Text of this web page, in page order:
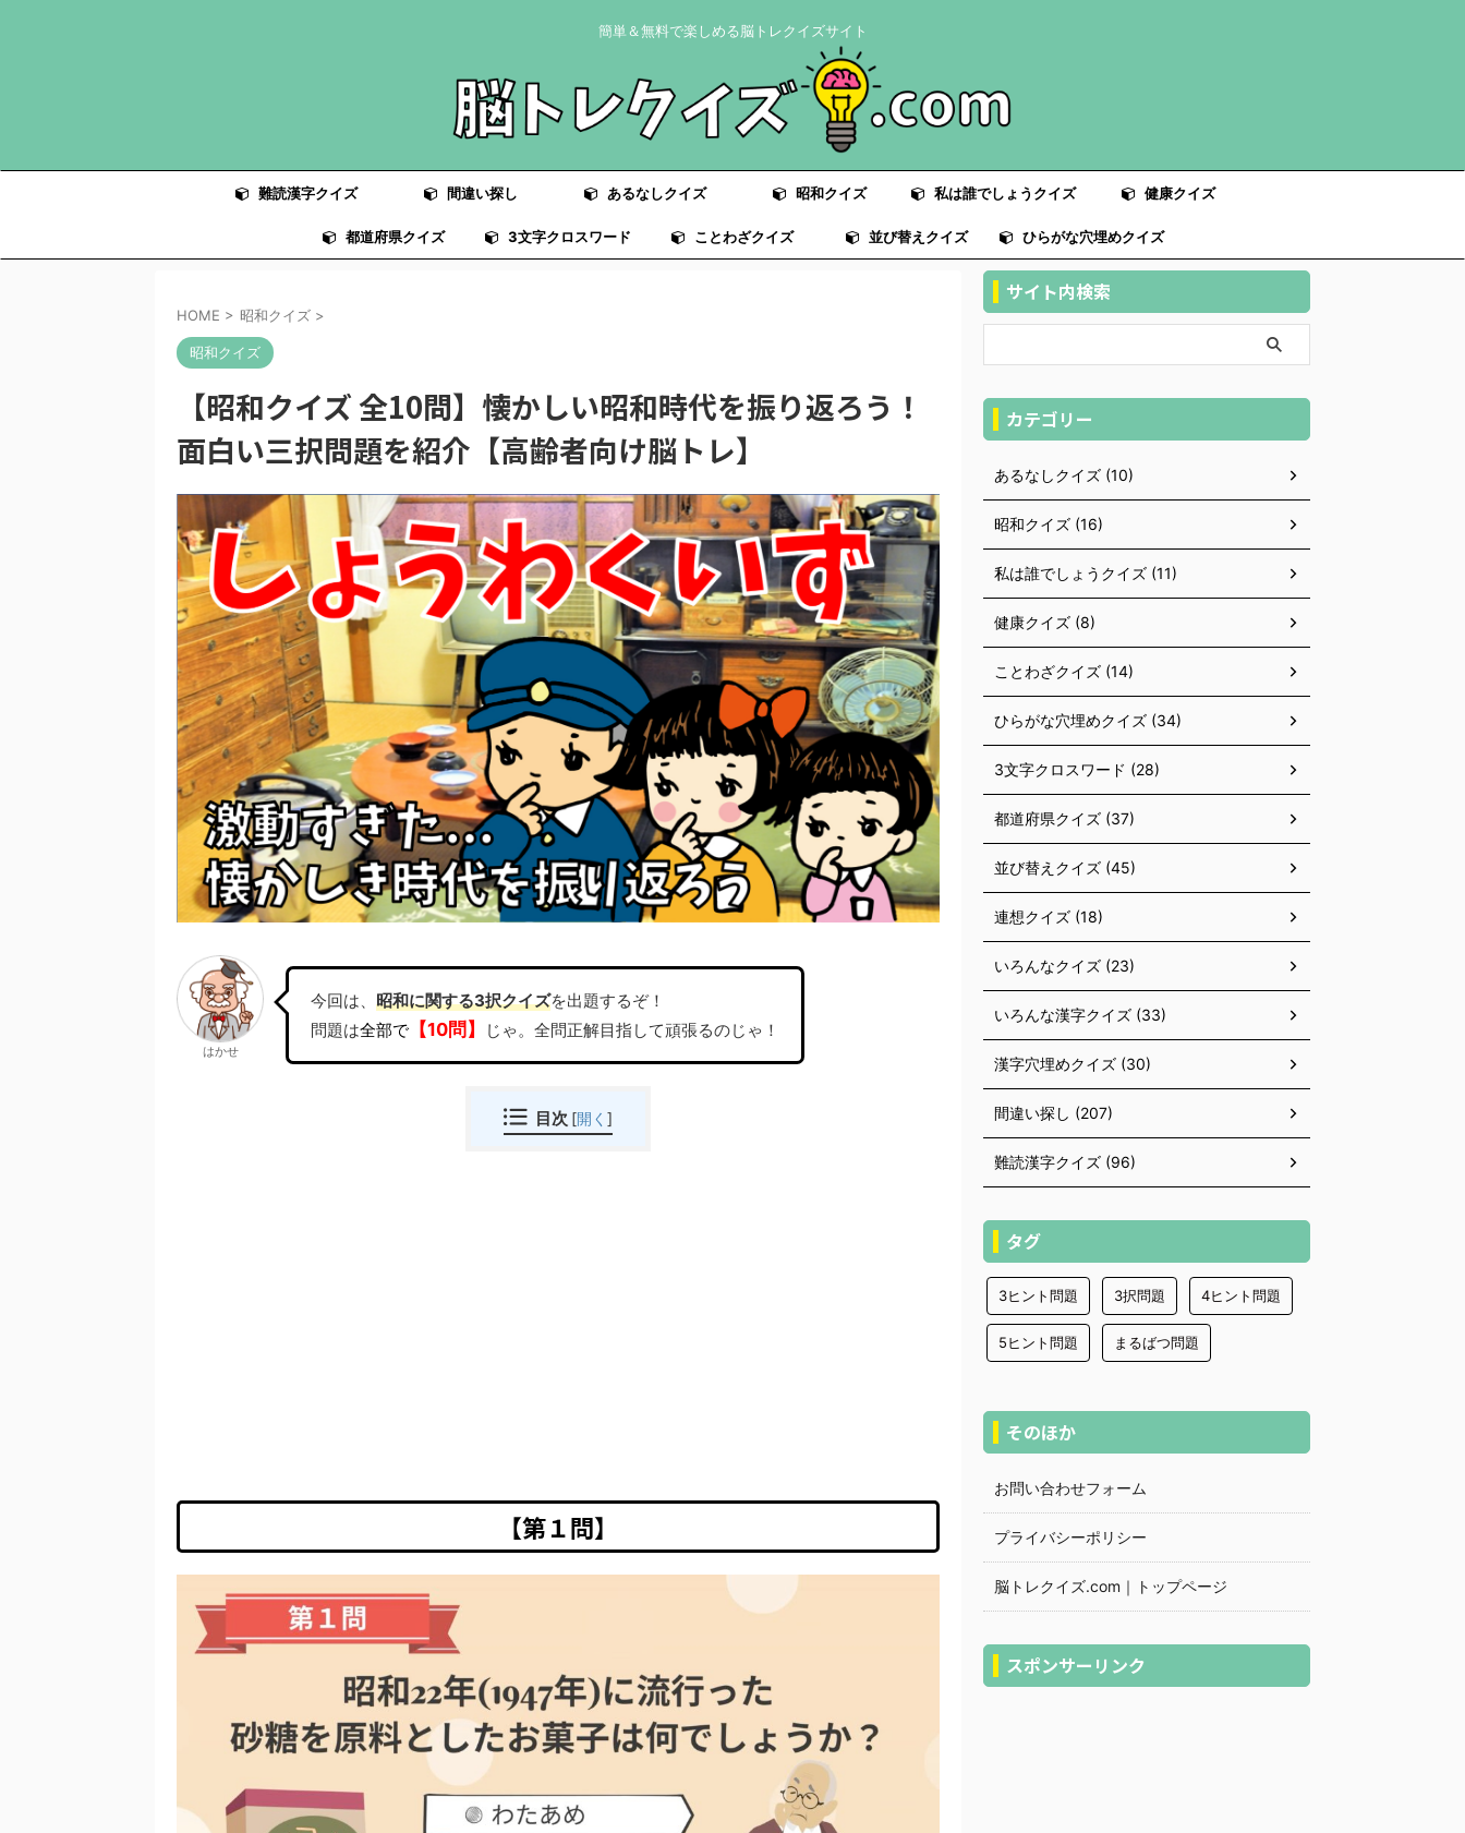
簡単＆無料で楽しめる脳トレクイズサイト
難読漢字クイズ 間違い探し あるなしクイズ 昭和クイズ 私は誰でしょうクイズ 健康クイズ
都道府県クイズ 3文字クロスワード ことわざクイズ 並び替えクイズ ひらがな穴埋めクイズ
HOME > 昭和クイズ >
昭和クイズ
【昭和クイズ 全10問】懐かしい昭和時代を振り返ろう！
面白い三択問題を紹介【高齢者向け脳トレ】
はかせ
今回は、 昭和に関する3択クイズを出題するぞ！
問題は全部で 【10問】 じゃ。全問正解目指して頑張るのじゃ！
目次 [開く ]
【第１問】
サイト内検索
カテゴリー
あるなしクイズ (10)
昭和クイズ (16)
私は誰でしょうクイズ (11)
健康クイズ (8)
ことわざクイズ (14)
ひらがな穴埋めクイズ (34)
3文字クロスワード (28)
都道府県クイズ (37)
並び替えクイズ (45)
連想クイズ (18)
いろんなクイズ (23)
いろんな漢字クイズ (33)
漢字穴埋めクイズ (30)
間違い探し (207)
難読漢字クイズ (96)
タグ
3ヒント問題 3択問題 4ヒント問題
5ヒント問題 まるばつ問題
そのほか
お問い合わせフォーム
プライバシーポリシー
脳トレクイズ.com｜トップページ
スポンサーリンク